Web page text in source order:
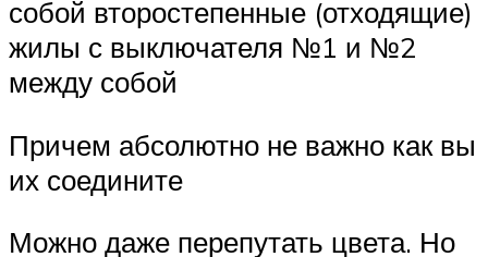
собой второстепенные (отходящие)
жилы с выключателя №1 и №2
между собой
Причем абсолютно не важно как вы
их соедините
Можно даже перепутать цвета. Но